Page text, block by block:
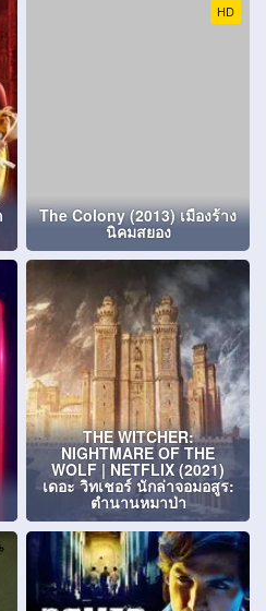
HD
The Colony (2013) เมืองร้าง
นิคมสยอง
THE WITCHER:
NIGHTMARE OF THE
WOLF | NETFLIX (2021)
เดอะ วิทเชอร์ นักล่าจอมอสูร:
ตำนานหมาป่า